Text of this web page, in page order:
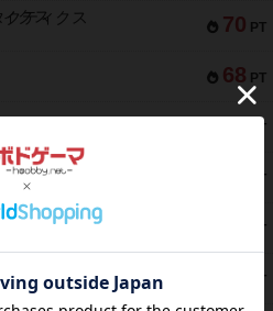
70 PT
ティクス
68 PT
PT
PT
はまだ生きている～
PT
PT